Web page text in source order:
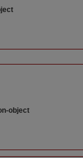
object